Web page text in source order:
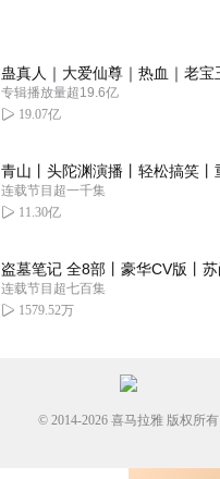
专辑播放量超19.6亿
19.07亿
连载节目超一千集
11.30亿
连载节目超七百集
1579.52万
© 2014-2026 喜马拉雅 版权所有